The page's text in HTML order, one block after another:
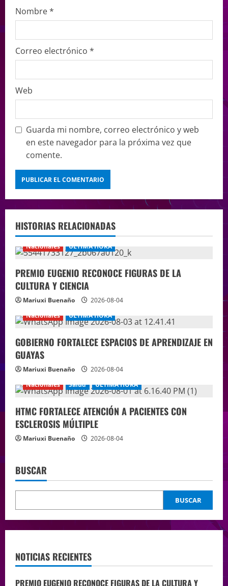
Nombre*
Correo electrónico *
Web
Guarda mi nombre, correo electrónico y web
en este navegador para la próxima vez que
comente.
HISTORIAS RELACIONADAS
Nacionales ÚLTIMA HORA
PREMIO EUGENIO RECONOCE FIGURAS DE LA
CULTURA Y CIENCIA
Mariuxi Buenaño
2026-08-04
Nacionales
ÚLTIMA HORA
GOBIERNO FORTALECE ESPACIOS DE APRENDIZAJE EN
GUAYAS
Mariuxi Buenaño
2026-08-04
Nacionales
Salud ÚLTIMA HORA
HTMC FORTALECE ATENCIÓN A PACIENTES CON
ESCLEROSIS MÚLTIPLE
Mariuxi Buenaño 2026-08-04
BUSCAR
BUSCAR
NOTICIAS RECIENTES
PREMIO EUGENIO RECONOCE FIGURAS DE LA CULTURA Y